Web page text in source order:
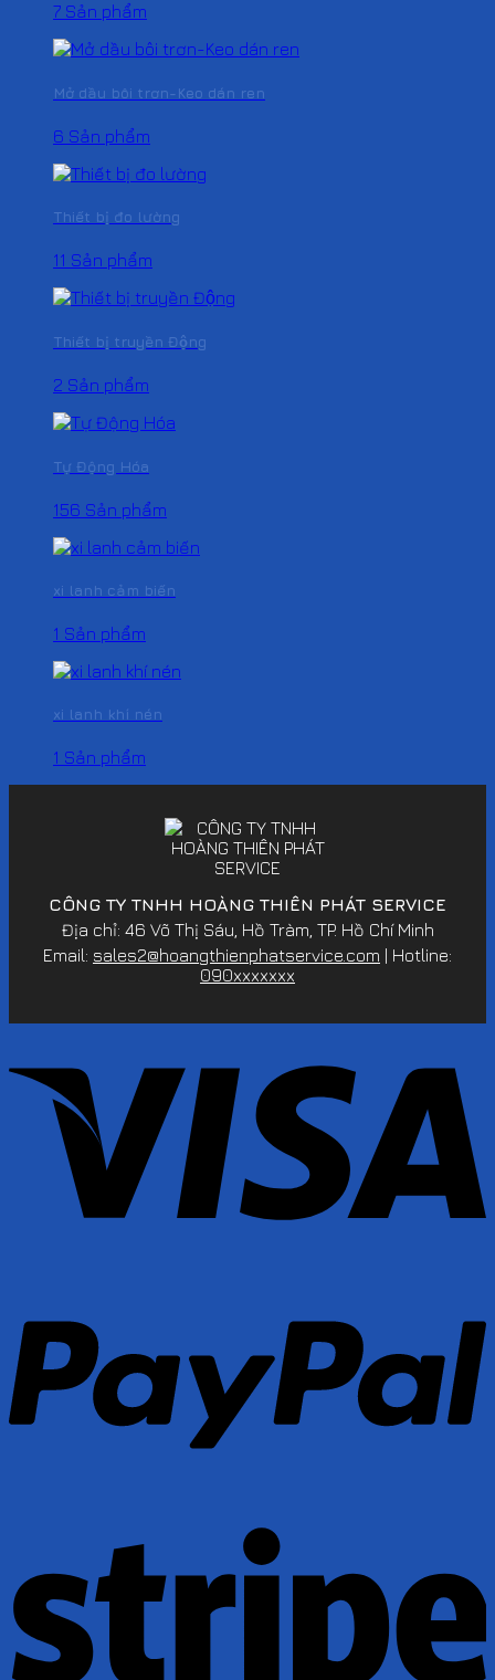
7 Sản phẩm
Mở dầu bôi trơn-Keo dán ren
6 Sản phẩm
Thiết bị đo lường
11 Sản phẩm
Thiết bị truyền Động
2 Sản phẩm
Tự Động Hóa
156 Sản phẩm
xi lanh cảm biến
1 Sản phẩm
xi lanh khí nén
1 Sản phẩm
CÔNG TY TNHH HOÀNG THIÊN PHÁT SERVICE
Địa chỉ: 46 Võ Thị Sáu, Hồ Tràm, TP. Hồ Chí Minh
Email: sales2@hoangthienphatservice.com | Hotline:
090xxxxxxx